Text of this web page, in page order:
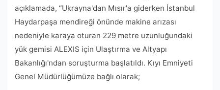
açıklamada, “Ukrayna'dan Mısır'a giderken İstanbul
Haydarpaşa mendireği önünde makine arızası
nedeniyle karaya oturan 229 metre uzunluğundaki
yük gemisi ALEXIS için Ulaştırma ve Altyapı
Bakanlığı'ndan soruşturma başlatıldı. Kıyı Emniyeti
Genel Müdürlüğümüze bağlı olarak;